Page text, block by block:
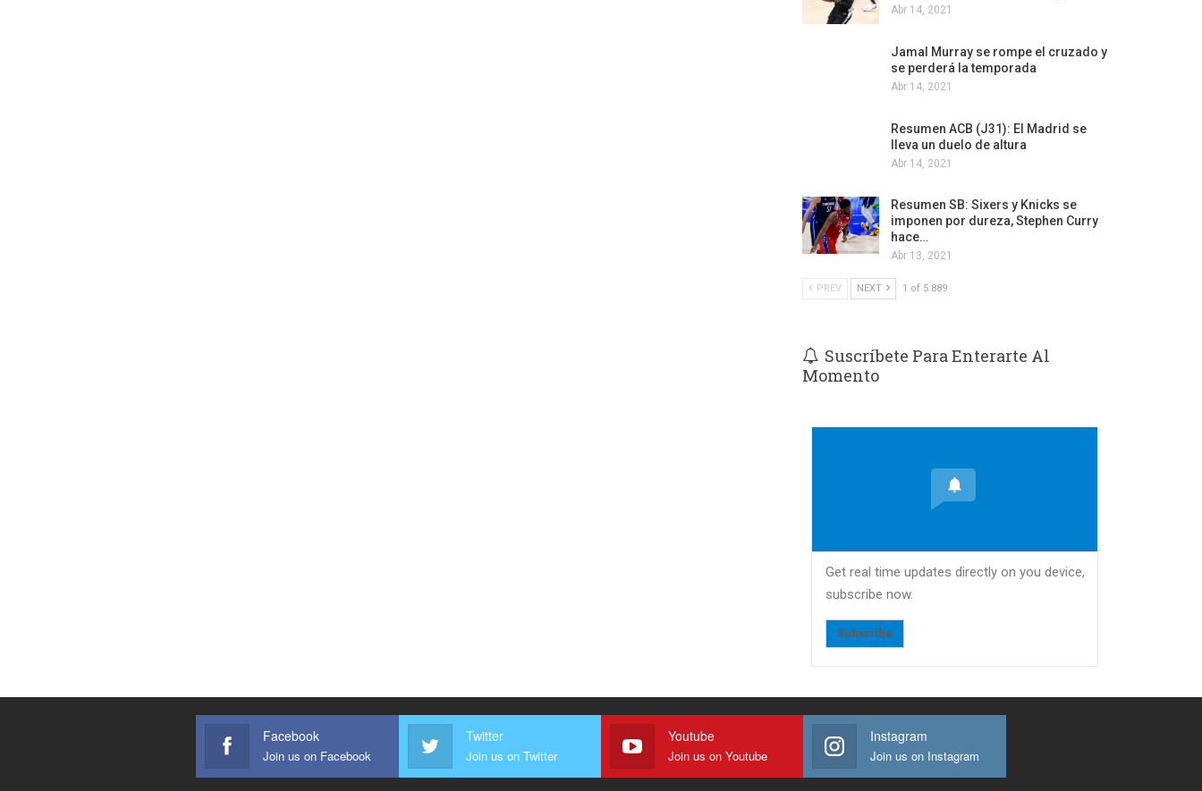
Abr 14, 2021
Jamal Murray se rompe el cruzado y
se perderá la temporada
Abr 14, 2021
Resumen ACB (J31): El Madrid se
lleva un duelo de altura
Abr 14, 2021
Resumen SB: Sixers y Knicks se
imponen por dureza, Stephen Curry
hace…
Abr 13, 2021
PREV NEXT 1 of 5.889
Suscríbete Para Enterarte Al
Momento
Get real time updates directly on you device,
subscribe now.
Subscribe
Facebook
Join us on Facebook
Twitter
Join us on Twitter
Youtube
Join us on Youtube
Instagram
Join us on Instagram